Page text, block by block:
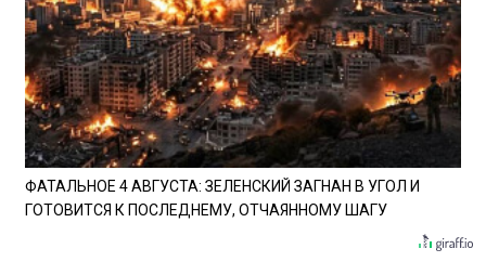
ФАТАЛЬНОЕ 4 АВГУСТА: ЗЕЛЕНСКИЙ ЗАГНАН В УГОЛ И
ГОТОВИТСЯ К ПОСЛЕДНЕМУ, ОТЧАЯННОМУ ШАГУ